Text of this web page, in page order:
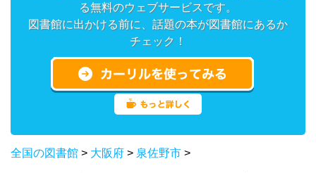
る無料のウェブサービスです。
図書館に出かける前に、話題の本が図書館にあるか
チェック！
全国の図書館 > 大阪府 > 泉佐野市 >